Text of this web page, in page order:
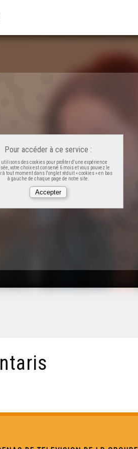
Pour accéder à ce service :
utilisons des cookies pour profiter d'une expérience
votre choix est conservé 6 mois et vous pouvez le
à tout moment dans l'onglet réduit « cookies » en bas
à gauche de chaque page de notre site.